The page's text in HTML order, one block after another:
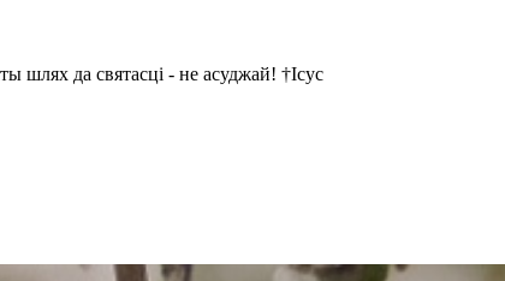
шлях да святасці - не асуджай! †Ісус